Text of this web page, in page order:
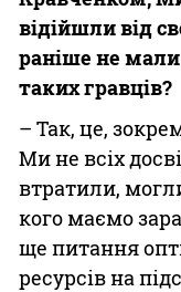
відійшли від
раніше не
таких гравців?
– Так, це,
Ми не всіх
втратили,
кого маємо
ще питання
ресурсів на